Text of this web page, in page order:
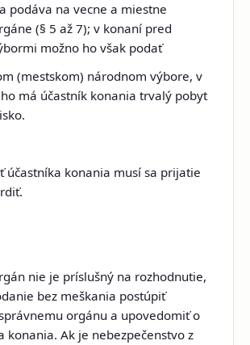
podáva na vecne a miestne
(§ 5 až 7); v konaní pred
možno ho však podať
(mestskom) národnom výbore, v
má účastník konania trvalý pobyt
účastníka konania musí sa prijatie
nie je príslušný na rozhodnutie,
bez meškania postúpiť
orgánu a upovedomiť o
konania. Ak je nebezpečenstvo z